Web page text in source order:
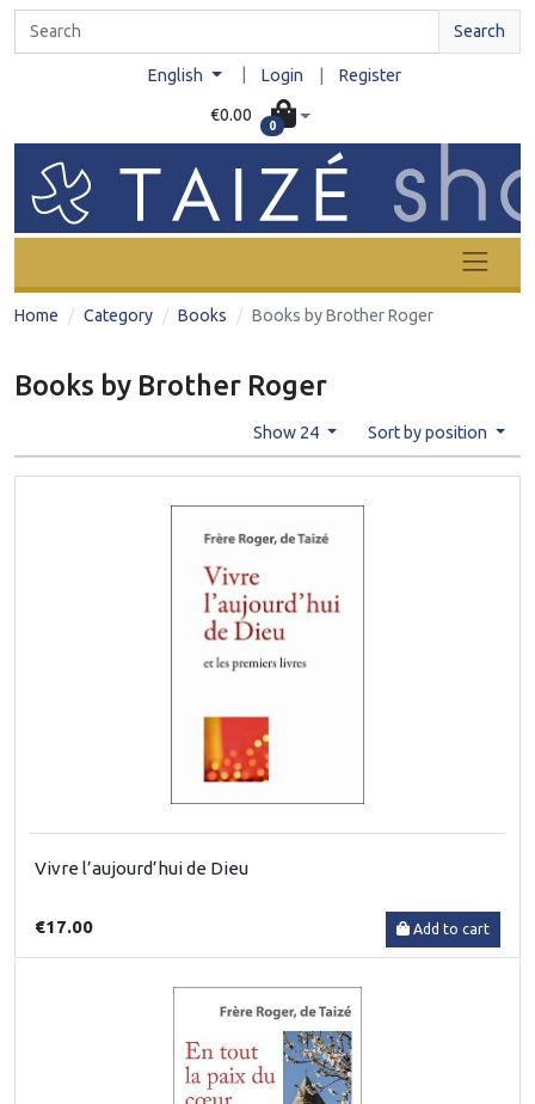
Search
English Login Register
€0.00
0
Home Category Books Books by Brother Roger
Books by Brother Roger
Show 24 Sort by position
Vivre l’aujourd’hui de Dieu
€17.00 Add to cart